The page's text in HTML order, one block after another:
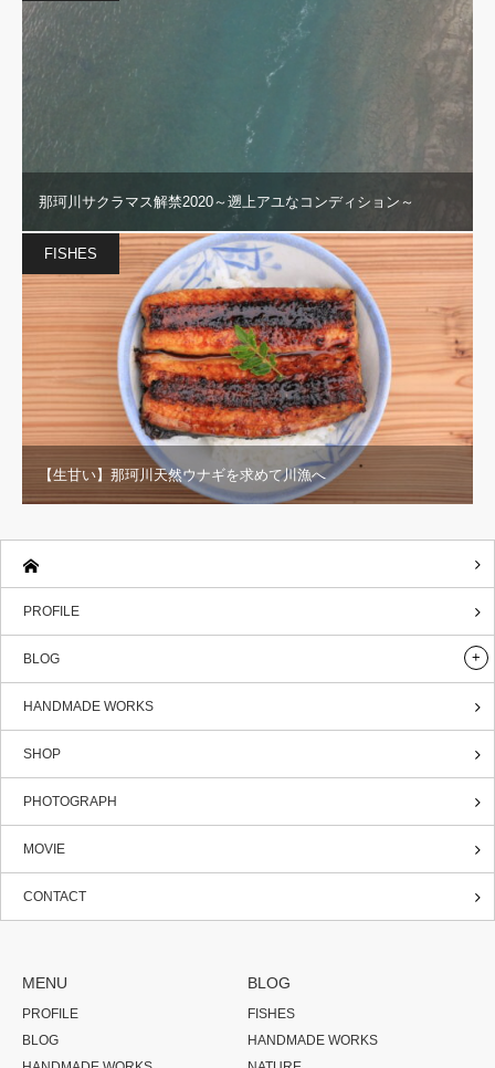
那珂川サクラマス解禁2020～遡上アユなコンディション～
FISHES
【生甘い】那珂川天然ウナギを求めて川漁へ
PROFILE
BLOG
HANDMADE WORKS
SHOP
PHOTOGRAPH
MOVIE
CONTACT
MENU
PROFILE
BLOG
BLOG
FISHES
HANDMADE WORKS